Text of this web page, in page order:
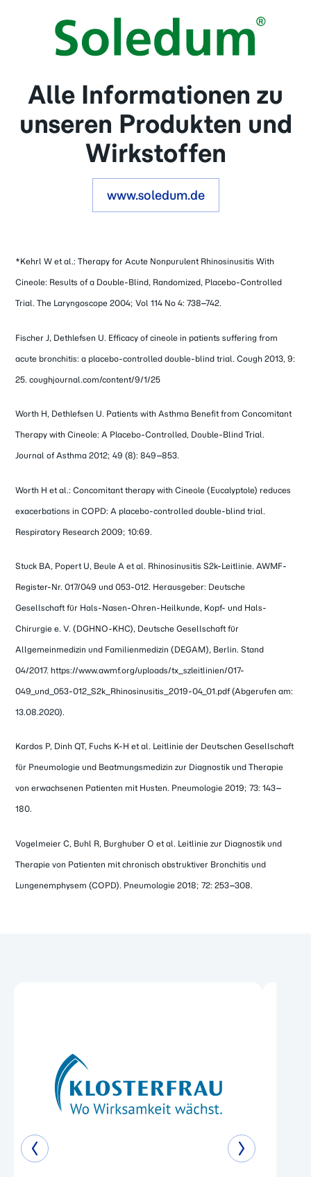
Alle Informationen zu
unseren Produkten und
Wirkstoffen
www.soledum.de
*Kehrl W et al.: Therapy for Acute Nonpurulent Rhinosinusitis With
Cineole: Results of a Double-Blind, Randomized, Placebo-Controlled
Trial. The Laryngoscope 2004; Vol 114 No 4: 738–742.
Fischer J, Dethlefsen U. Efficacy of cineole in patients suffering from
acute bronchitis: a placebo-controlled double-blind trial. Cough 2013, 9:
25. coughjournal.com/content/9/1/25
Worth H, Dethlefsen U. Patients with Asthma Benefit from Concomitant
Therapy with Cineole: A Placebo-Controlled, Double-Blind Trial.
Journal of Asthma 2012; 49 (8): 849–853.
Worth H et al.: Concomitant therapy with Cineole (Eucalyptole) reduces
exacerbations in COPD: A placebo-controlled double-blind trial.
Respiratory Research 2009; 10:69.
Stuck BA, Popert U, Beule A et al. Rhinosinusitis S2k-Leitlinie. AWMF-
Register-Nr. 017/049 und 053-012. Herausgeber: Deutsche
Gesellschaft für Hals-Nasen-Ohren-Heilkunde, Kopf- und Hals-
Chirurgie e. V. (DGHNO-KHC), Deutsche Gesellschaft für
Allgemeinmedizin und Familienmedizin (DEGAM), Berlin. Stand
04/2017. https://www.awmf.org/uploads/tx_szleitlinien/017-
049_und_053-012_S2k_Rhinosinusitis_2019-04_01.pdf (Abgerufen am:
13.08.2020).
Kardos P, Dinh QT, Fuchs K-H et al. Leitlinie der Deutschen Gesellschaft
für Pneumologie und Beatmungsmedizin zur Diagnostik und Therapie
von erwachsenen Patienten mit Husten. Pneumologie 2019; 73: 143–
180.
Vogelmeier C, Buhl R, Burghuber O et al. Leitlinie zur Diagnostik und
Therapie von Patienten mit chronisch obstruktiver Bronchitis und
Lungenemphysem (COPD). Pneumologie 2018; 72: 253–308.